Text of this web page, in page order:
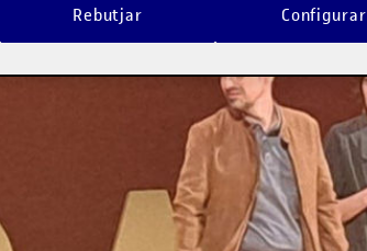
Rebutjar Configurar